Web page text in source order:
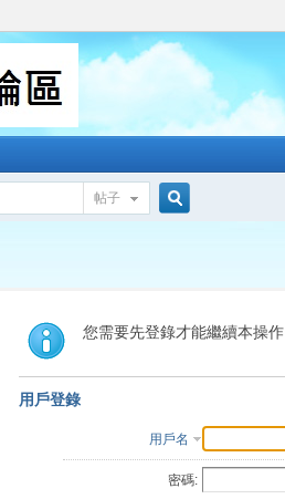
帖子
索
您需要先登錄才能繼續本操作
用戶登錄
用戶名
密碼: